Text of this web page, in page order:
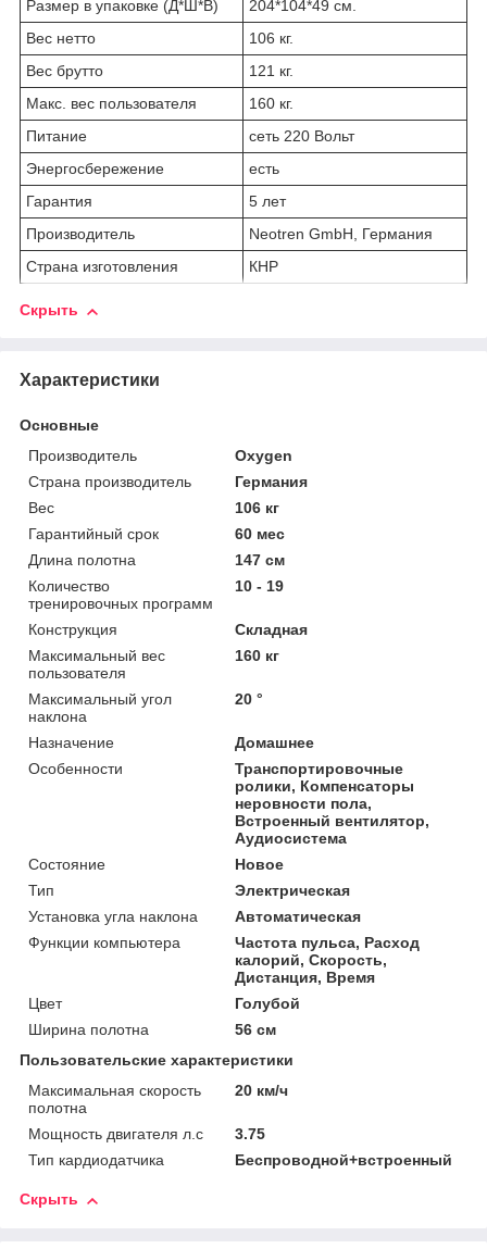
Размер в упаковке (Д*Ш*В)
204*104*49 см.
Вес нетто
106 кг.
Вес брутто
121 кг.
Макс. вес пользователя
160 кг.
Питание
сеть 220 Вольт
Энергосбережение
есть
Гарантия
5 лет
Производитель
Neotren GmbH, Германия
Страна изготовления
КНР
Скрыть
Характеристики
Основные
Производитель
Oxygen
Страна производитель
Германия
Вес
106 кг
Гарантийный срок
60 мес
Длина полотна
147 см
Количество
тренировочных программ
10 - 19
Конструкция
Складная
Максимальный вес
пользователя
160 кг
Максимальный угол
наклона
20 °
Назначение
Домашнее
Особенности
Транспортировочные
ролики, Компенсаторы
неровности пола,
Встроенный вентилятор,
Аудиосистема
Состояние
Новое
Тип
Электрическая
Установка угла наклона
Автоматическая
Функции компьютера
Частота пульса, Расход
калорий, Скорость,
Дистанция, Время
Цвет
Голубой
Ширина полотна
56 см
Пользовательские характеристики
Максимальная скорость
полотна
20 км/ч
Мощность двигателя л.с
3.75
Тип кардиодатчика
Беспроводной+встроенный
Скрыть